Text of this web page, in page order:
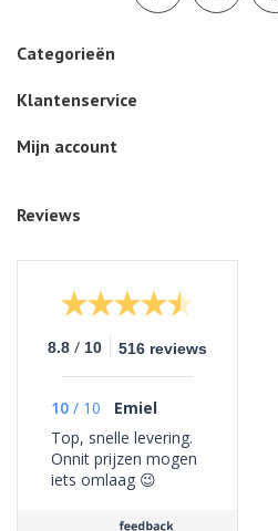
Categorieën
Klantenservice
Mijn account
Reviews
8.8 / 10 516 reviews
10 / 10
Emiel
Top, snelle levering.
Onnit prijzen mogen
iets omlaag 😉